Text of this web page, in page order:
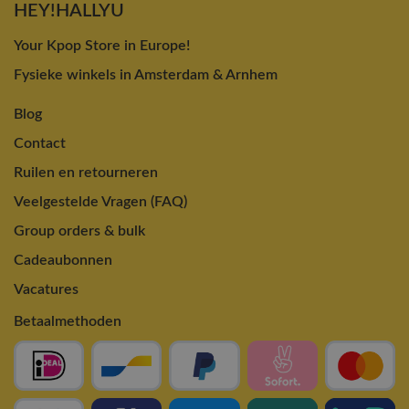
HEY!HALLYU
Your Kpop Store in Europe!
Fysieke winkels in Amsterdam & Arnhem
Blog
Contact
Ruilen en retourneren
Veelgestelde Vragen (FAQ)
Group orders & bulk
Cadeaubonnen
Vacatures
Betaalmethoden